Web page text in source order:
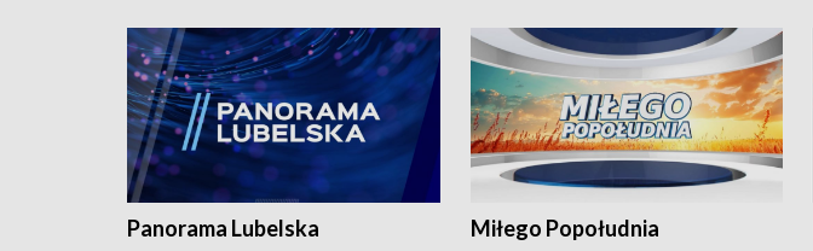
Panorama Lubelska Miłego Popołudnia